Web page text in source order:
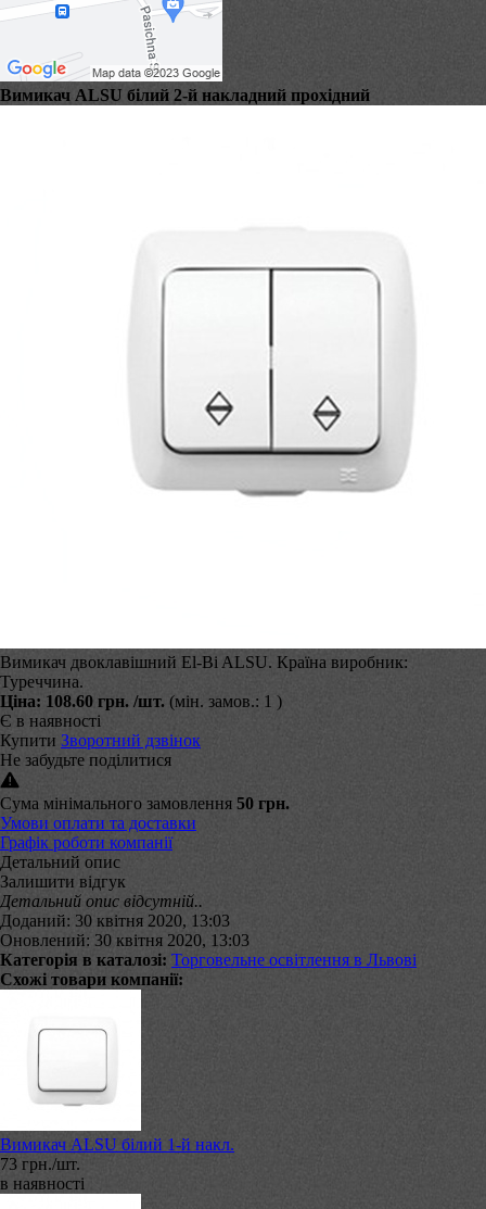
Вимикач ALSU білий 2-й накладний прохідний
Вимикач двоклавішний El-Bi ALSU. Країна виробник:
Туреччина.
Ціна: 108.60 грн. /шт. (мін. замов.: 1 )
Є в наявності
Купити Зворотний дзвінок
Не забудьте поділитися
Сума мінімального замовлення 50 грн.
Умови оплати та доставки
Графік роботи компанії
Детальний опис
Залишити відгук
Детальний опис відсутній..
Доданий: 30 квітня 2020, 13:03
Оновлений: 30 квітня 2020, 13:03
Категорія в каталозі: Торговельне освітлення в Львові
Схожі товари компанії:
Вимикач ALSU білий 1-й накл.
73 грн./шт.
в наявності